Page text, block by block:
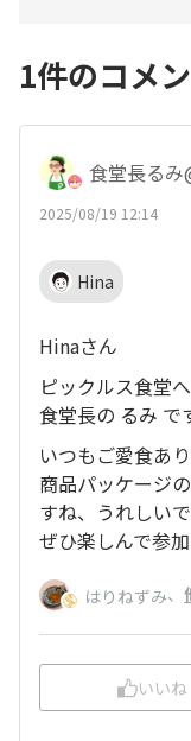
1件のコメ
食堂長るみ
2025/08/19 12:14
Hina
Hinaさん
ピックルス食堂
食堂長の るみ で
いつもご愛食あ
商品パッケージ
すね、うれしい
ぜひ楽しんで参
はりねずみ、
いいね